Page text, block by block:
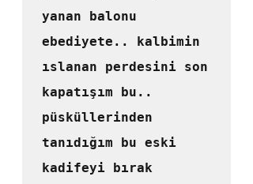
yanan balonu
ebediyete.. kalbimin
ıslanan perdesini son
kapatışım bu..
püsküllerinden
tanıdığım bu eski
kadifeyi bırak